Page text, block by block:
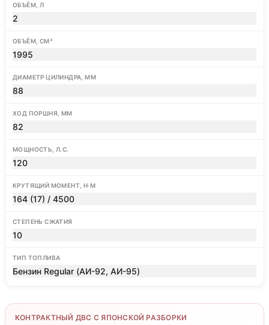
ОБЪЁМ, Л
2
ОБЪЁМ, СМ³
1995
ДИАМЕТР ЦИЛИНДРА, ММ
88
ХОД ПОРШНЯ, ММ
82
МОЩНОСТЬ, Л.С.
120
КРУТЯЩИЙ МОМЕНТ, Н·М
164 (17) / 4500
СТЕПЕНЬ СЖАТИЯ
10
ТИП ТОПЛИВА
Бензин Regular (АИ-92, АИ-95)
КОНТРАКТНЫЙ ДВС С ЯПОНСКОЙ РАЗБОРКИ